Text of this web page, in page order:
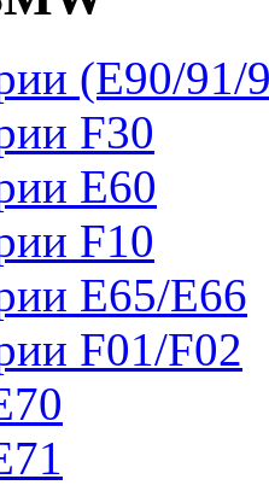
(E90/91/
F30
E60
F10
E65/E66
F01/F02